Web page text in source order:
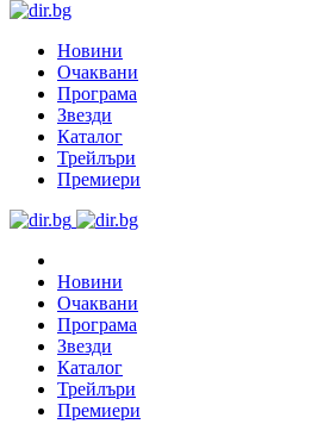
Новини
Очаквани
Програма
Звезди
Каталог
Трейлъри
Премиери
Новини
Очаквани
Програма
Звезди
Каталог
Трейлъри
Премиери